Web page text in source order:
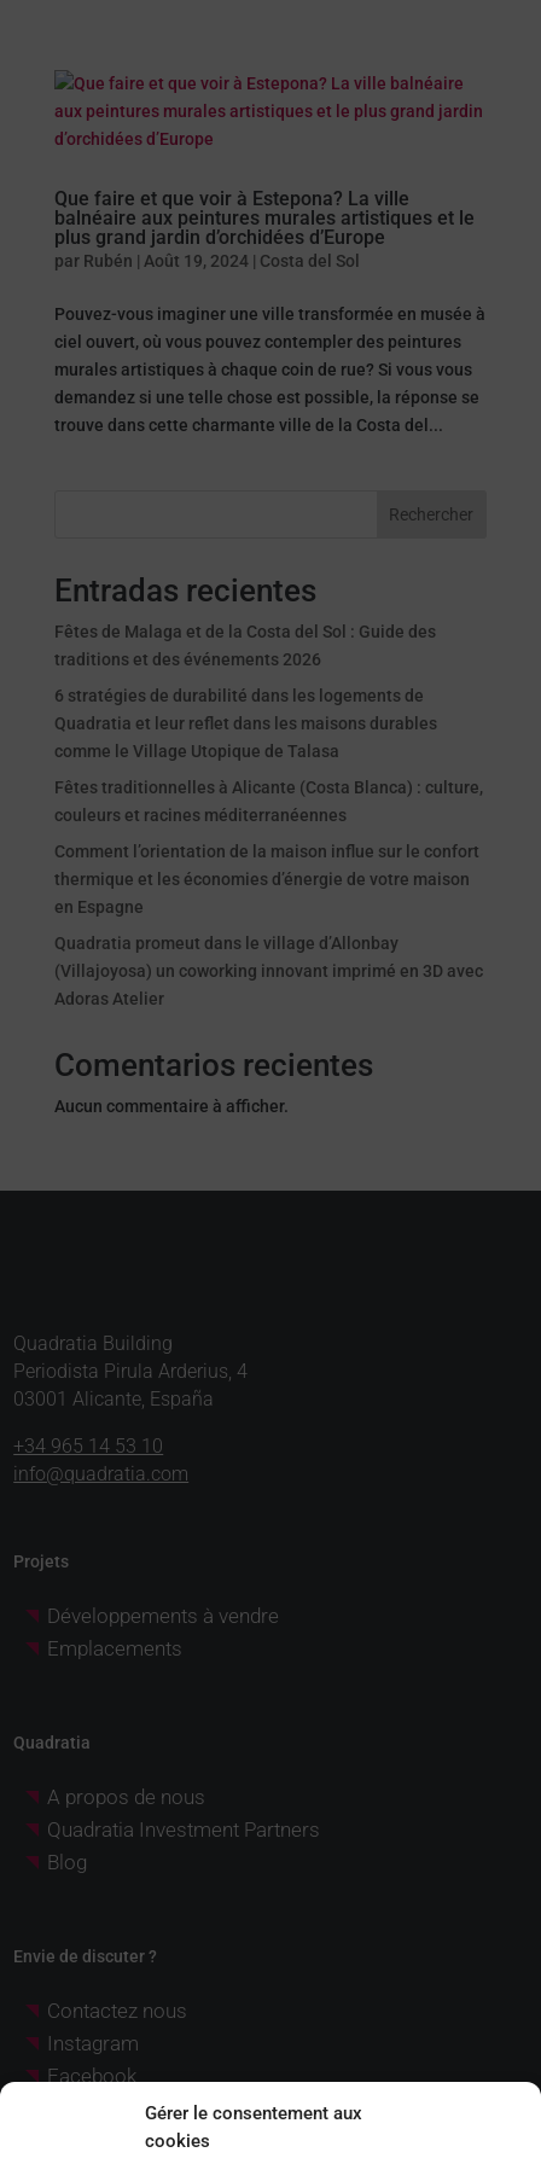
Gérer le consentement aux
cookies
Que faire et que voir à Estepona? La ville
balnéaire aux peintures murales artistiques et le
plus grand jardin d’orchidées d’Europe
par Rubén | Août 19, 2024| Costa del Sol
Pouvez-vous imaginer une ville transformée en musée à
ciel ouvert, où vous pouvez contempler des peintures
murales artistiques à chaque coin de rue? Si vous vous
demandez si une telle chose est possible, la réponse se
trouve dans cette charmante ville de la Costa del...
Rechercher
Entradas recientes
Fêtes de Malaga et de la Costa del Sol : Guide des
traditions et des événements 2026
6 stratégies de durabilité dans les logements de
Quadratia et leur reflet dans les maisons durables
comme le Village Utopique de Talasa
Fêtes traditionnelles à Alicante (Costa Blanca) : culture,
couleurs et racines méditerranéennes
Comment l’orientation de la maison influe sur le confort
thermique et les économies d’énergie de votre maison
en Espagne
Quadratia promeut dans le village d’Allonbay
(Villajoyosa) un coworking innovant imprimé en 3D avec
Adoras Atelier
Comentarios recientes
Aucun commentaire à afficher.
Quadratia Building
Periodista Pirula Arderius, 4
03001 Alicante, España
+34 965 14 53 10
info@quadratia.com
Projets
Développements à vendre
Emplacements
Quadratia
A propos de nous
Quadratia Investment Partners
Blog
Envie de discuter ?
Contactez nous
Instagram
Facebook